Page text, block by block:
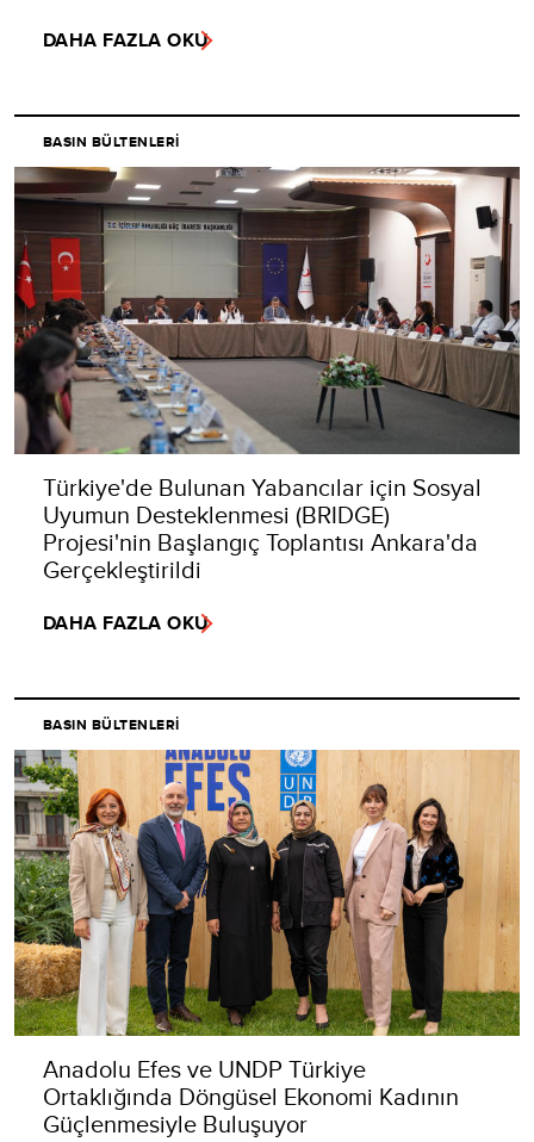
DAHA FAZLA OKU
BASIN BÜLTENLERI
Türkiye'de Bulunan Yabancılar için Sosyal
Uyumun Desteklenmesi (BRIDGE)
Projesi'nin Başlangıç Toplantısı Ankara'da
Gerçekleştirildi
DAHA FAZLA OKU
BASIN BÜLTENLERI
Anadolu Efes ve UNDP Türkiye
Ortaklığında Döngüsel Ekonomi Kadının
Güçlenmesiyle Buluşuyor